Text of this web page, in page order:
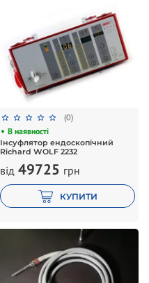
(0)
В наявності
Інсуфлятор ендоскопічний
Richard WOLF 2232
від 49725 грн
КУПИТИ